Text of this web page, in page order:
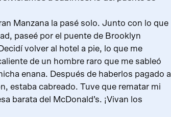
Manzana la pasé solo. Junto con lo que
paseé por el puente de Brooklyn
volver al hotel a pie, lo que me
de un hombre raro que me sableó
enana. Después de haberlos pagado a
estaba cabreado. Tuve que rematar mi
barata del McDonald’s. ¡Vivan los